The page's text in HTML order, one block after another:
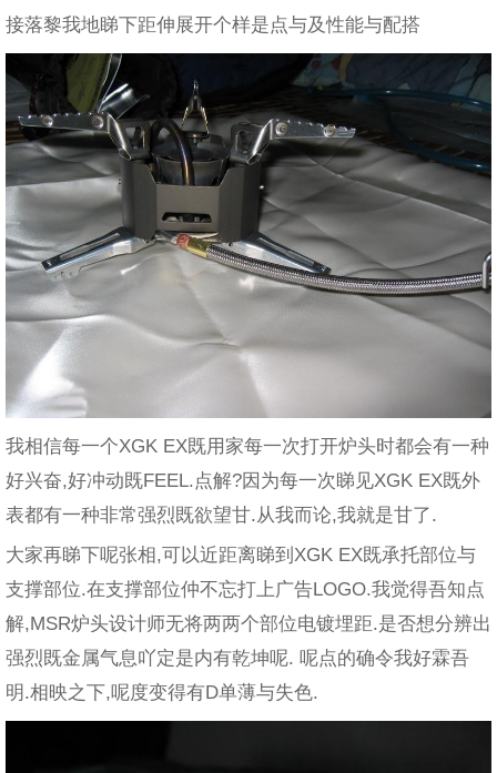
接落黎我地睇下距伸展开个样是点与及性能与配搭
我相信每一个XGK EX既用家每一次打开炉头时都会有一种
好兴奋,好冲动既FEEL.点解?因为每一次睇见XGK EX既外
表都有一种非常强烈既欲望甘.从我而论,我就是甘了.
大家再睇下呢张相,可以近距离睇到XGK EX既承托部位与
支撑部位.在支撑部位仲不忘打上广告LOGO.我觉得吾知点
解,MSR炉头设计师无将两两个部位电镀埋距.是否想分辨出
强烈既金属气息吖定是内有乾坤呢. 呢点的确令我好霖吾
明.相映之下,呢度变得有D单薄与失色.